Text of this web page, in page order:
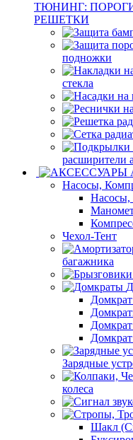
ТЮНИНГ:
РЕШЕТКИ
подножки
стекла
расширители
Насосы,
Насосы,
Чехол-Тент
багажника
Зарядные
колеса
Шакл